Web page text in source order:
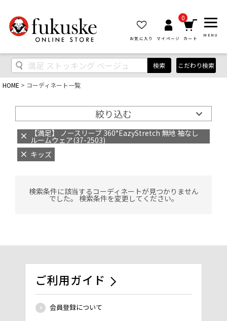
お気に入り マイページ
0
カート
MENU
検索 こだわり検索
HOME コーディネート一覧
絞り込む
【満足】 ノースリーブ 360°EazyStretch 無地 袖なし
ルームウェア(37-2503)
キッズ
検索条件に該当するコーディネートが見つかりません
でした。 検索条件を変更してください。
ご利用ガイド
会員登録について